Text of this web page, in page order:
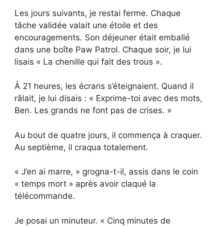
Les jours suivants, je restai ferme. Chaque
tâche validée valait une étoile et des
encouragements. Son déjeuner était emballé
dans une boîte Paw Patrol. Chaque soir, je lui
lisais « La chenille qui fait des trous ».
À 21 heures, les écrans s’éteignaient. Quand il
râlait, je lui disais : « Exprime-toi avec des mots,
Ben. Les grands ne font pas de crises. »
Au bout de quatre jours, il commença à craquer.
Au septième, il craqua totalement.
« J’en ai marre, » grogna-t-il, assis dans le coin
« temps mort » après avoir claqué la
télécommande.
Je posai un minuteur. « Cinq minutes de